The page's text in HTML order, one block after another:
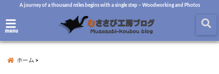
A journey of a thousand miles begins with a single step – Woodworking and Photos
menu
ホーム